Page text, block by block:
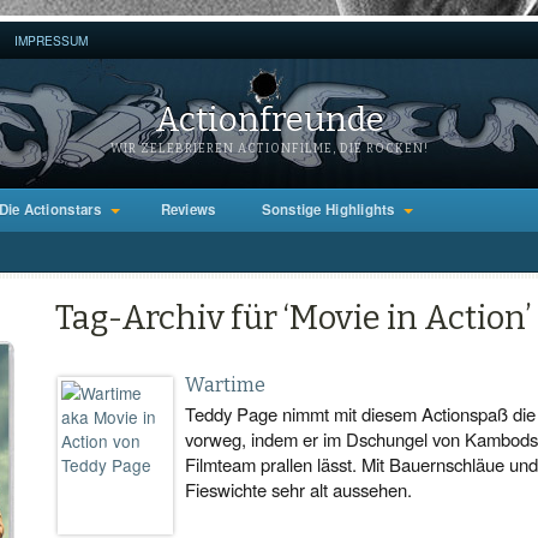
IMPRESSUM
Actionfreunde
WIR ZELEBRIEREN ACTIONFILME, DIE ROCKEN!
Actionstars Reviews Sonstige Highlights
Tag-Archiv für ‘Movie in Action’
Wartime
Teddy Page nimmt mit diesem Actionspaß
vorweg, indem er im Dschungel von
Filmteam prallen lässt. Mit Bauernschläue
Fieswichte sehr alt aussehen.